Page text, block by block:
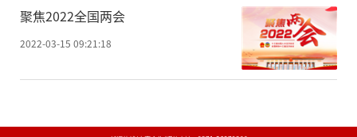
聚焦2022全国两会
2022-03-15 09:21:18